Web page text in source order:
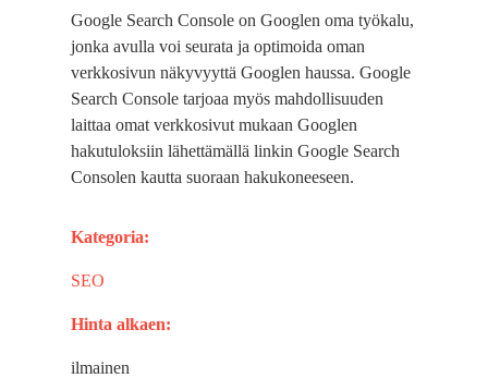
Google Search Console on Googlen oma työkalu,
jonka avulla voi seurata ja optimoida oman
verkkosivun näkyvyyttä Googlen haussa. Google
Search Console tarjoaa myös mahdollisuuden
laittaa omat verkkosivut mukaan Googlen
hakutuloksiin lähettämällä linkin Google Search
Consolen kautta suoraan hakukoneeseen.
Kategoria:
SEO
Hinta alkaen:
ilmainen